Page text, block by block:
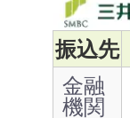
振込先
金融
機関